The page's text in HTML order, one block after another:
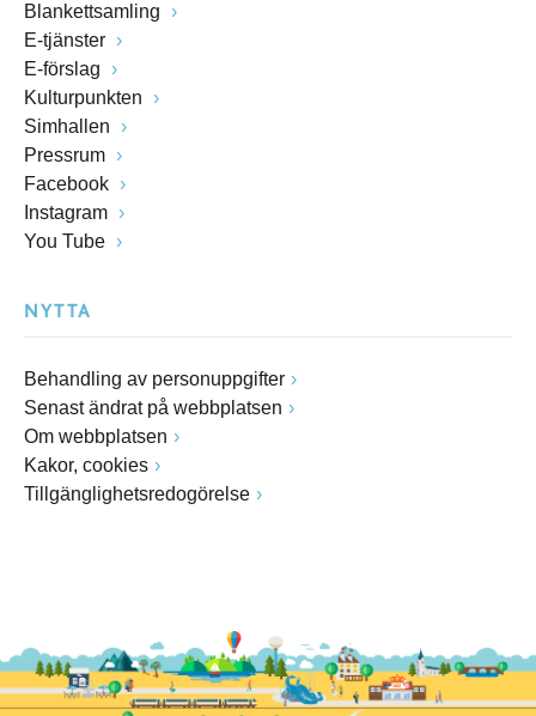
Blankettsamling
E-tjänster
E-förslag
Kulturpunkten
Simhallen
Pressrum
Facebook
Instagram
You Tube
NYTTA
Behandling av personuppgifter
Senast ändrat på webbplatsen
Om webbplatsen
Kakor, cookies
Tillgänglighetsredogörelse